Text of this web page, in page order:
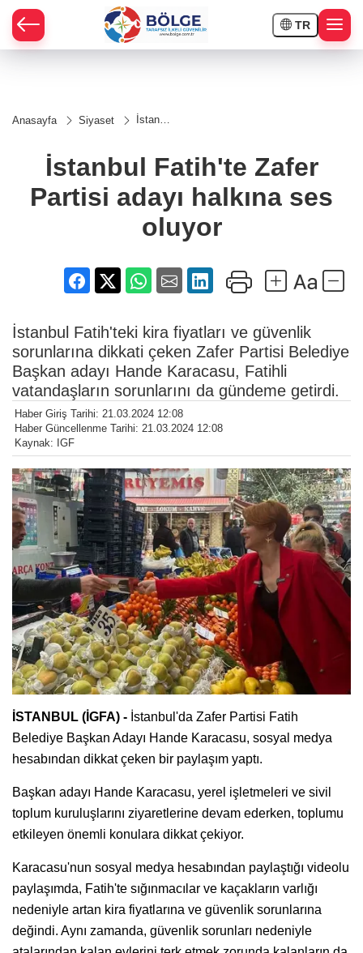
TR
Anasayfa Siyaset
İstanbul
Partisi
adayı
ses
oluyor
İstanbul Fatih'te Zafer
Partisi adayı halkına ses
oluyor
İstanbul Fatih'teki kira fiyatları ve güvenlik
sorunlarına dikkati çeken Zafer Partisi Belediye
Başkan adayı Hande Karacasu, Fatihli
vatandaşların sorunlarını da gündeme getirdi.
Haber Giriş Tarihi: 21.03.2024 12:08
Haber Güncellenme Tarihi: 21.03.2024 12:08
Kaynak: IGF
İSTANBUL (İGFA) - İstanbul'da Zafer Partisi Fatih
Belediye Başkan Adayı Hande Karacasu, sosyal medya
hesabından dikkat çeken bir paylaşım yaptı.
Başkan adayı Hande Karacasu, yerel işletmeleri ve sivil
toplum kuruluşlarını ziyaretlerine devam ederken, toplumu
etkileyen önemli konulara dikkat çekiyor.
Karacasu'nun sosyal medya hesabından paylaştığı videolu
paylaşımda, Fatih'te sığınmacılar ve kaçakların varlığı
nedeniyle artan kira fiyatlarına ve güvenlik sorunlarına
değindi. Aynı zamanda, güvenlik sorunları nedeniyle